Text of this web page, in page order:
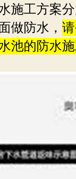
施工方案
做防水，
池的防水